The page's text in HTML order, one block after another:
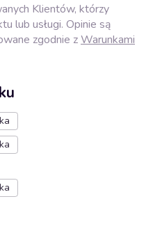
Klientów, którzy
lub usługi. Opinie są
zgodnie zWarunkami